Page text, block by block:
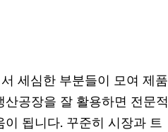
세심한 부분들이 모여 제품
공장을 잘 활용하면 전문적
됩니다. 꾸준히 시장과 트